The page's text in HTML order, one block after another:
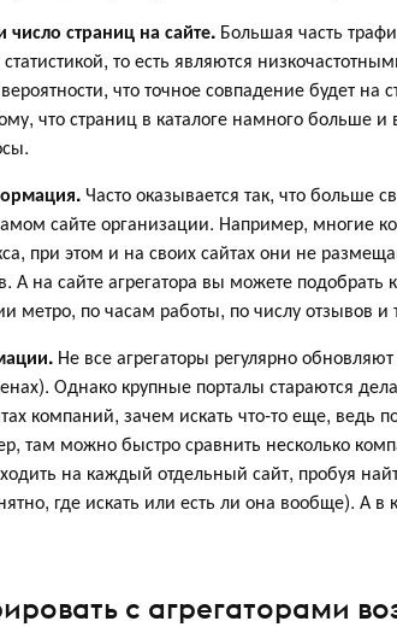
страниц на сайте. Большая часть
то есть являются
что точное совпадение будет на
что страниц в каталоге намного больше
Часто оказывается так, что
сайте организации. Например, многие
при этом и на своих сайтах они не
А на сайте агрегатора вы можете подобрать
метро, по часам работы, по числу отзывов и
Не все агрегаторы регулярно
Однако крупные порталы стараются
компаний, зачем искать что-то еще, ведь
там можно быстро сравнить несколько
на каждый отдельный сайт, пробуя
где искать или есть ли она вообще). А в
с агрегаторами